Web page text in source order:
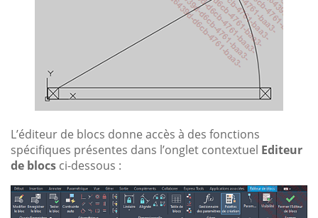
L’éditeur de blocs donne accès à des fonctions
spécifiques présentes dans l’onglet contextuel Editeur
de blocs ci-dessous :